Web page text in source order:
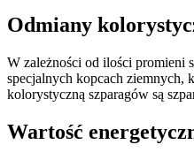
Odmiany
W zależności od ilości promieni
specjalnych kopcach ziemnych,
kolorystyczną szparagów są
Wartość